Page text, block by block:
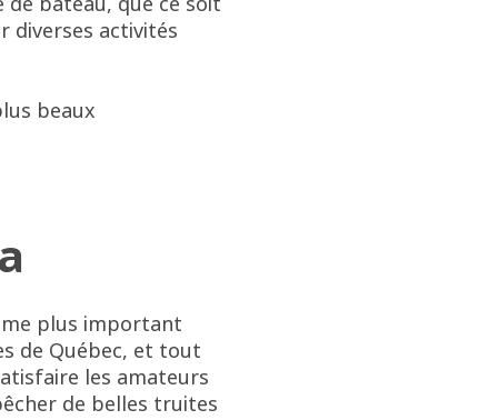
diverses activités
beaux
plus important
de Québec, et tout
les amateurs
de belles truites